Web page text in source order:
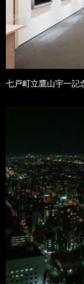
七戸町立鷹山宇一記